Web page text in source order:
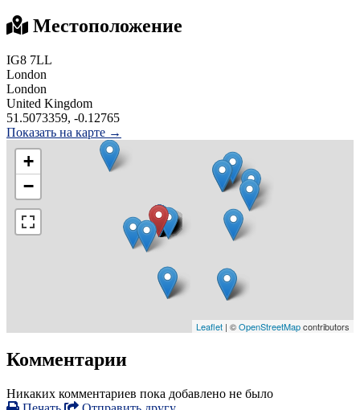
Местоположение
IG8 7LL
London
London
United Kingdom
51.5073359, -0.12765
Показать на карте →
+
−
Leaflet | ©OpenStreetMapcontributors
Комментарии
Никаких комментариев пока добавлено не было